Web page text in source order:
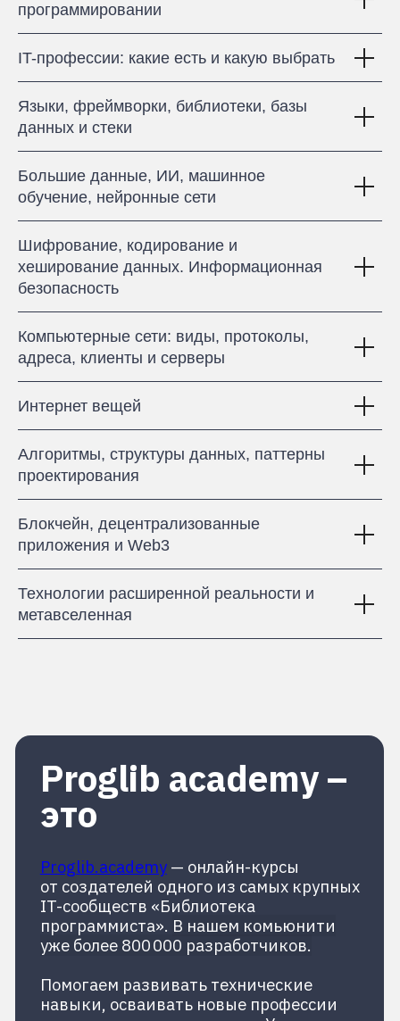
программировании
IT-профессии: какие есть и какую выбрать
Языки, фреймворки, библиотеки, базы
данных и стеки
Большие данные, ИИ, машинное
обучение, нейронные сети
Шифрование, кодирование и
хеширование данных. Информационная
безопасность
Компьютерные сети: виды, протоколы,
адреса, клиенты и серверы
Интернет вещей
Алгоритмы, структуры данных, паттерны
проектирования
Блокчейн, децентрализованные
приложения и Web3
Технологии расширенной реальности и
метавселенная
Proglib.academy—онлайн-курсы
от создателей одного из самых крупных
уже более 800 000 разработчиков.
Помогаем развивать технические
и продвигаться по карьере. Учим
решать сложные задачи и готовим
к собеседованиям в Яндекс, FAANG,
Samsung, Amazon и т. д.
Proglib academy –
это
Стоимость
Цена фиксированная при оплате онлайн
Или в рассрочку до 12 месяцев –
от 1 908 руб/мес.
22 900₽
28 990 ₽
КУПИТЬ
КУПИТЬ В РАССРОЧКУ